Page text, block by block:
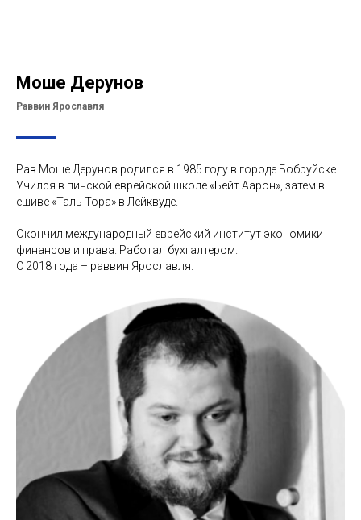
Моше Дерунов
Раввин Ярославля
Рав Моше Дерунов родился в 1985 году в городе Бобруйске.
Учился в пинской еврейской школе «Бейт Аарон», затем в
ешиве «Таль Тора» в Лейквуде.
Окончил международный еврейский институт экономики
финансов и права. Работал бухгалтером.
С 2018 года – раввин Ярославля.